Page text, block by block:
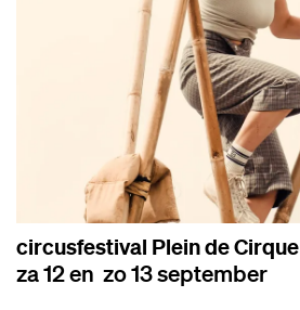
circusfestival Plein de Cirque
za 12 en zo 13 september